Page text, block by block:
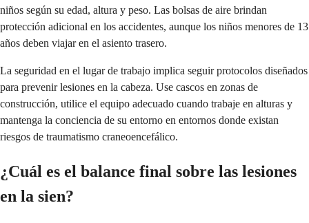
niños según su edad, altura y peso. Las bolsas de aire brindan
protección adicional en los accidentes, aunque los niños menores de 13
años deben viajar en el asiento trasero.
La seguridad en el lugar de trabajo implica seguir protocolos diseñados
para prevenir lesiones en la cabeza. Use cascos en zonas de
construcción, utilice el equipo adecuado cuando trabaje en alturas y
mantenga la conciencia de su entorno en entornos donde existan
riesgos de traumatismo craneoencefálico.
¿Cuál es el balance final sobre las lesiones
en la sien?